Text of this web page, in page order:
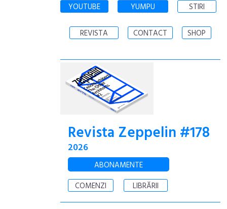
YOUTUBE YUMPU STIRI
REVISTA CONTACT SHOP
Revista Zeppelin #178
2026
ABONAMENTE
COMENZI
LIBRĂRII